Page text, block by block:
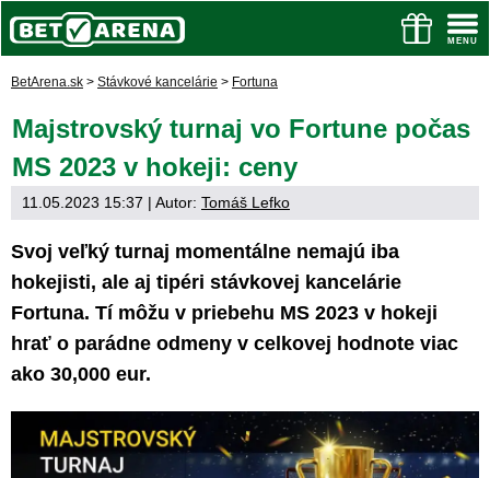
BetArena.sk > Stávkové kancelárie > Fortuna
Majstrovský turnaj vo Fortune počas
MS 2023 v hokeji: ceny
11.05.2023 15:37 | Autor: Tomáš Lefko
Svoj veľký turnaj momentálne nemajú iba
hokejisti, ale aj tipéri stávkovej kancelárie
Fortuna. Tí môžu v priebehu MS 2023 v hokeji
hrať o parádne odmeny v celkovej hodnote viac
ako 30,000 eur.